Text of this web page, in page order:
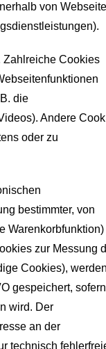
von
Zahlreiche Cookies
die
Andere
oder zu
bestimmter, von
Warenkorbfunktion)
zur Messung
Cookies),
gespeichert, sofern
wird. Der
an der
technisch